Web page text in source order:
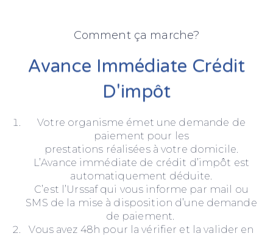
Comment ça marche?
Avance Immédiate Crédit
D'impôt
Votre organisme émet une demande de
paiement pour les
prestations réalisées à votre domicile.
L’Avance immédiate de crédit d’impôt est
automatiquement déduite.
C’est l’Urssaf qui vous informe par mail ou
SMS de la mise à disposition d’une demande
de paiement.
Vous avez 48h pour la vérifier et la valider en